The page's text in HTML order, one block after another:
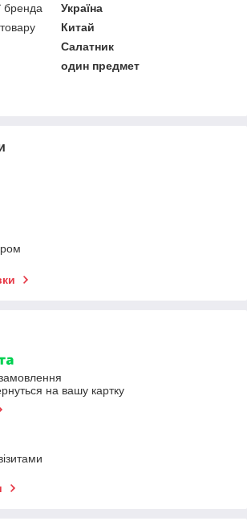
бренда
Україна
Китай
Салатник
один предмет
на вашу картку